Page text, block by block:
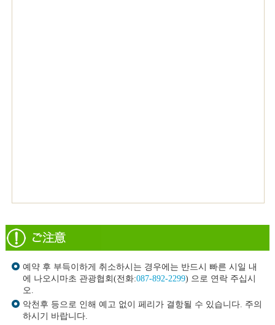
예약 후 부득이하게 취소하시는 경우에는 반드시 빠른 시일 내
에 나오시마초 관광협회(전화:087-892-2299) 으로 연락 주십시
오.
악천후 등으로 인해 예고 없이 페리가 결항될 수 있습니다. 주의
하시기 바랍니다.